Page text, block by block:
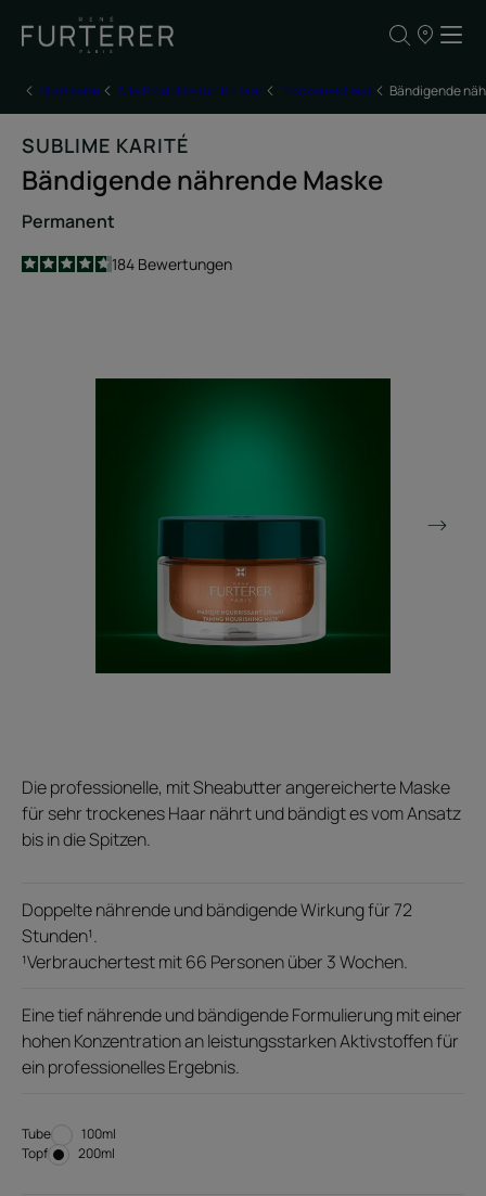
UNSERE
Startseite
Alle Produkte für Ihr Haar Trockenes Haar Bändigende
SUBLIME KARITÉ
Bändigende nährende Maske
Permanent
4.6
/5
184 Bewertungen
Die professionelle, mit Sheabutter angereicherte Maske
für sehr trockenes Haar nährt und bändigt es vom Ansatz
bis in die Spitzen.
Doppelte nährende und bändigende Wirkung für 72
Stunden¹.
¹Verbrauchertest mit 66 Personen über 3 Wochen.
Eine tief nährende und bändigende Formulierung mit einer
hohen Konzentration an leistungsstarken Aktivstoffen für
ein professionelles Ergebnis.
Tube Tube
100ml
Topf
Topf
200ml